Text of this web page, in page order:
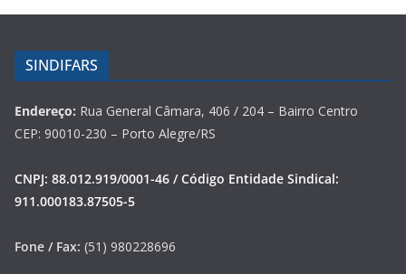
SINDIFARS
Endereço: Rua General Câmara, 406 / 204 – Bairro Centro
CEP: 90010-230 – Porto Alegre/RS
CNPJ: 88.012.919/0001-46 / Código Entidade Sindical:
911.000183.87505-5
Fone / Fax: (51) 980228696